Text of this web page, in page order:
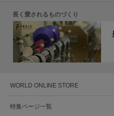
長く愛されるものづくり
WORLD ONLINE STORE
特集ページ一覧